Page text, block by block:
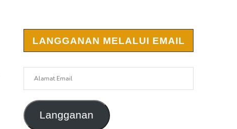
LANGGANAN MELALUI EMAIL
Langganan